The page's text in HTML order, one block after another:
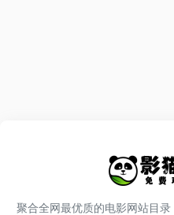
聚合全网最优质的电影网站目